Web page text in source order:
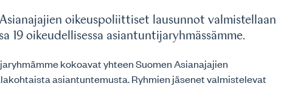
oikeuspoliittiset lausunnot valmistellaan
19 oikeudellisessa asiantuntijaryhmässämme.
kokoavat yhteen Suomen Asianajajien
asiantuntemusta. Ryhmien jäsenet valmistelevat